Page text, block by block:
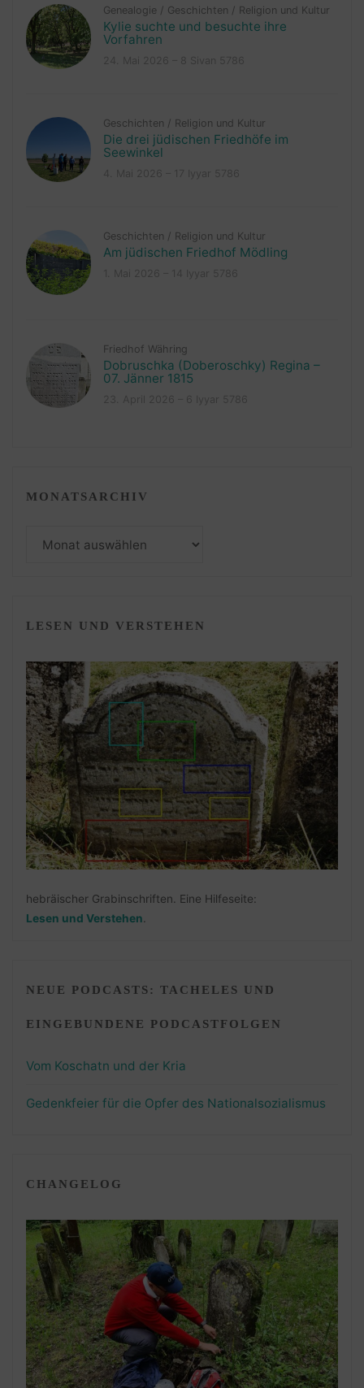
Genealogie / Geschichten / Religion und Kultur
Kylie suchte und besuchte ihre
Vorfahren
Geschichten / Religion und Kultur
Die drei jüdischen Friedhöfe im
Seewinkel
Geschichten / Religion und Kultur
Am jüdischen Friedhof Mödling
Friedhof Währing
Dobruschka (Doberoschky) Regina –
07. Jänner 1815
MONATSARCHIV
LESEN UND VERSTEHEN
hebräischer Grabinschriften. Eine Hilfeseite:
Lesen und Verstehen
NEUE PODCASTS: TACHELES UND
EINGEBUNDENE PODCASTFOLGEN
Vom Koschatn und der Kria
Gedenkfeier für die Opfer des Nationalsozialismus
CHANGELOG